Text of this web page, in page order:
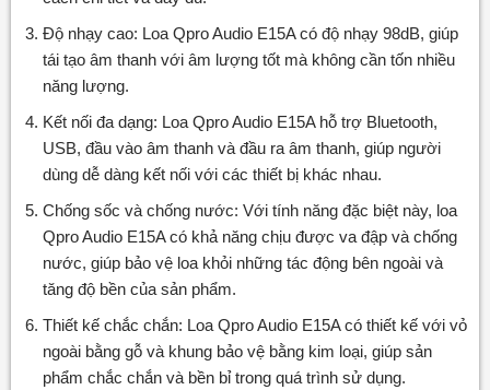
Độ nhạy cao: Loa Qpro Audio E15A có độ nhạy 98dB, giúp
tái tạo âm thanh với âm lượng tốt mà không cần tốn nhiều
năng lượng.
Kết nối đa dạng: Loa Qpro Audio E15A hỗ trợ Bluetooth,
USB, đầu vào âm thanh và đầu ra âm thanh, giúp người
dùng dễ dàng kết nối với các thiết bị khác nhau.
Chống sốc và chống nước: Với tính năng đặc biệt này, loa
Qpro Audio E15A có khả năng chịu được va đập và chống
nước, giúp bảo vệ loa khỏi những tác động bên ngoài và
tăng độ bền của sản phẩm.
Thiết kế chắc chắn: Loa Qpro Audio E15A có thiết kế với vỏ
ngoài bằng gỗ và khung bảo vệ bằng kim loại, giúp sản
phẩm chắc chắn và bền bỉ trong quá trình sử dụng.